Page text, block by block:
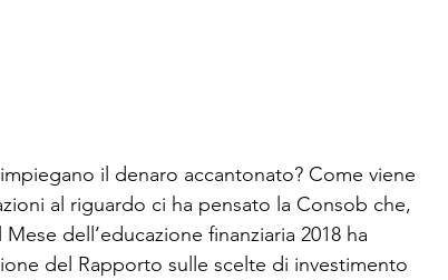
il denaro accantonato? Come viene
al riguardo ci ha pensato la Consob che,
dell’educazione finanziaria 2018 ha
del Rapporto sulle scelte di investimento